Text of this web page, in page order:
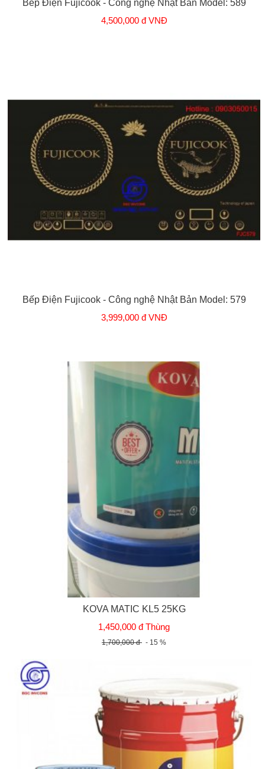
Bếp Điện Fujicook - Công nghệ Nhật Bản Model: 589
4,500,000 đ VNĐ
Bếp Điện Fujicook - Công nghệ Nhật Bản Model: 579
3,999,000 đ VNĐ
KOVA MATIC KL5 25KG
1,450,000 đ Thùng
1,700,000 đ - 15 %